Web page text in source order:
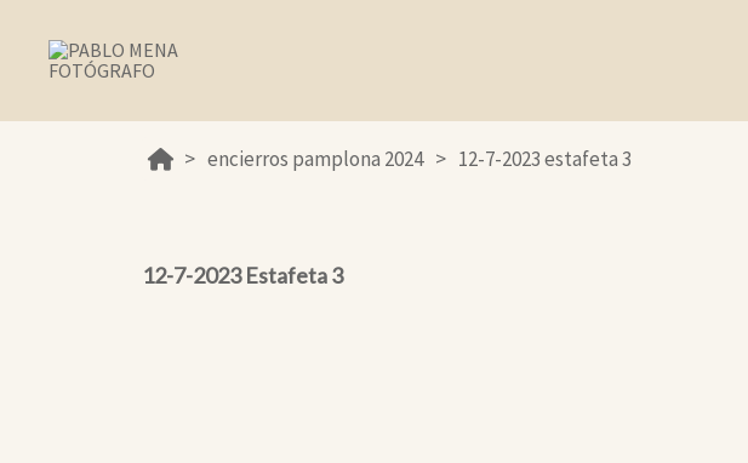
encierros pamplona 2024 12-7-2023 estafeta 3
12-7-2023 Estafeta 3